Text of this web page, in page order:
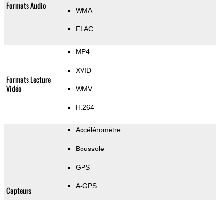
Formats Audio WMA
FLAC
Formats Lecture
Vidéo
MP4
XVID
WMV
H.264
Capteurs
Accéléromètre
Boussole
GPS
A-GPS